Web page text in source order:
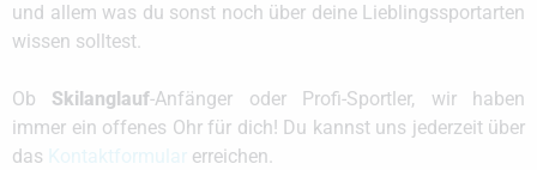
und allem was du sonst noch über deine Lieblingssportarten
wissen solltest.
Ob Skilanglauf-Anfänger oder Profi-Sportler, wir haben
immer ein offenes Ohr für dich! Du kannst uns jederzeit über
das
erreichen.